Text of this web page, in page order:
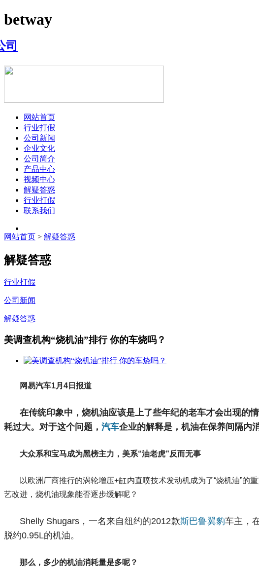
betway
网站首页
行业打假
公司新闻
企业文化
公司简介
产品中心
视频中心
解疑答惑
行业打假
联系我们
网站首页 > 解疑答惑
解疑答惑
行业打假
公司新闻
解疑答惑
美调查机构“烧机油”排行 你的车烧吗？
网易汽车1月4日报道
在传统印象中，烧机油应该是上了些年纪的老车才会出现的
耗过大。对于这个问题， 汽车企业的解释是，机油在保养间隔内
大众系和宝马成为黑榜主力，美系“油老虎”反而无事
以欧洲厂商推行的涡轮增压+缸内直喷技术发动机成为了“烧机油”的
艺改进，烧机油现象能否逐步缓解呢？
Shelly Shugars，一名来自纽约的2012款斯巴鲁翼豹车主，
脱约0.95L的机油。
那么，多少的机油消耗量是多呢？